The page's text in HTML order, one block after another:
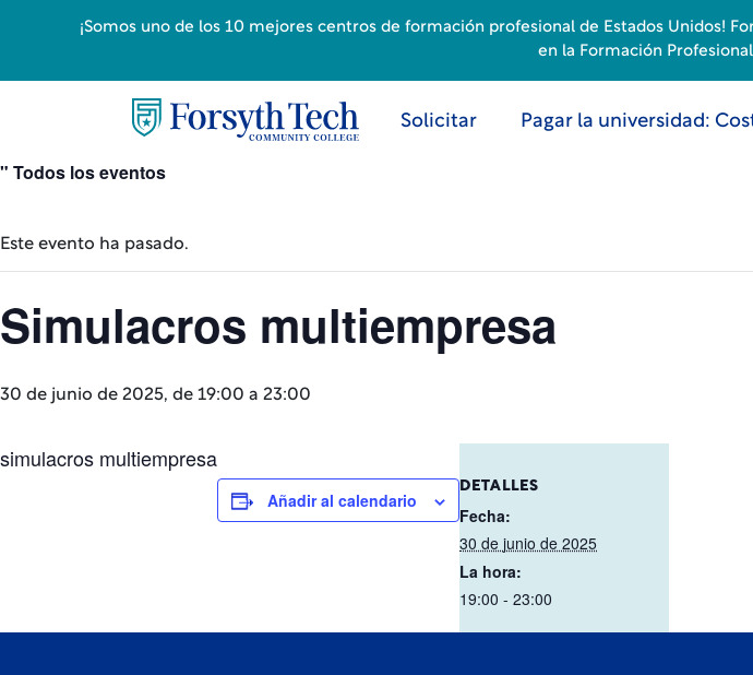
Solicitar Pagar la universidad:
" Todos los eventos
Este evento ha pasado.
Simulacros multiempresa
30 de junio de 2025, de 19:00 a 23:00
simulacros multiempresa
Añadir al calendario
DETALLES
Fecha:
30 de junio de 2025
La hora:
19:00 - 23:00
¡Somos uno de los 10 mejores centros de formación profesional de Estados Unidos!
en la Formación